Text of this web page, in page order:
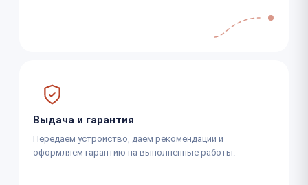
Выдача и гарантия
Передаём устройство, даём рекомендации и
оформляем гарантию на выполненные работы.